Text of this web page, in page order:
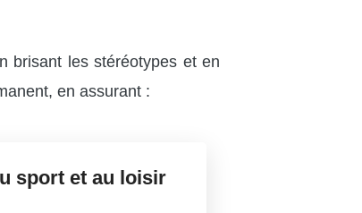
brisant les stéréotypes et en
en assurant :
sport et au loisir